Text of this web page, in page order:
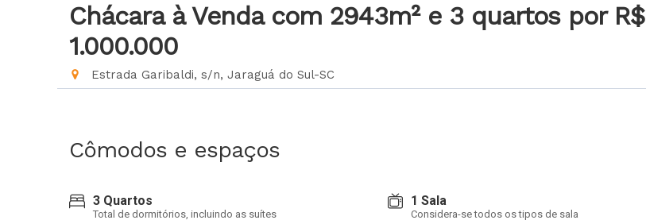
Chácara à Venda com 2943m² e 3 quartos por R$
1.000.000
Estrada Garibaldi, s/n, Jaraguá do Sul-SC
Cômodos e espaços
3 Quartos
Total de dormitórios, incluindo as suítes
1 Sala
Considera-se todos os tipos de sala